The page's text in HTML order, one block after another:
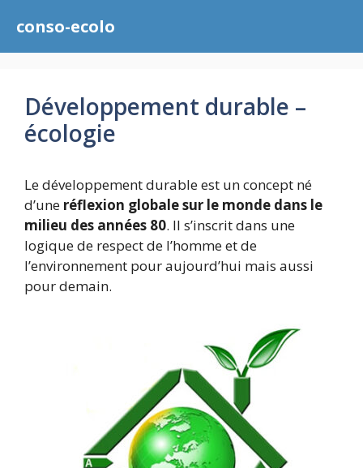
contenu
conso-ecolo
Développement durable –
écologie
Le développement durable est un concept né
d’une réflexion globale sur le monde dans le
milieu des années 80. Il s’inscrit dans une
logique de respect de l’homme et de
l’environnement pour aujourd’hui mais aussi
pour demain.